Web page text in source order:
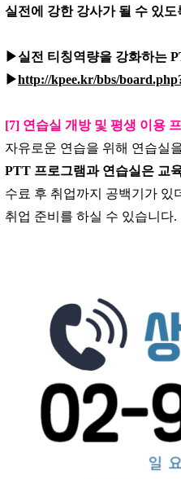
실전에 강한 강사가 될 수 있
▶실전 티칭역량을 강화하는
▶http://kpee.kr/bbs/
[7] 연습실 개방 및 평생 이용
자유로운 연습을 위해 연습실
PTT 프로그램과 연습실은 교
수료 후 취업까지 공백기가 있
취업 준비를 하실 수 있습니다.